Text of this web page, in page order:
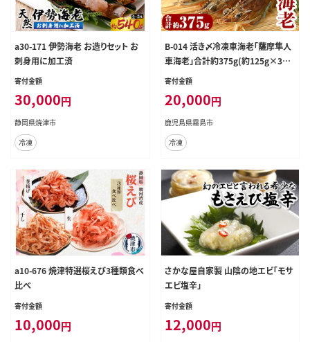
a30-171 伊勢海老 お造りセット お
刺身用に加工済
寄付金額
30,000円
静岡県焼津市
冷凍
B-014 活き〆冷凍車海老「薩摩隼人
車海老」合計約375g(約125g×3パ
ック)【MBC開発】
寄付金額
20,000円
鹿児島県霧島市
冷凍
a10-676 焼津特選桜えび3種類食べ
比べ
寄付金額
10,000円
さかな屋自家製 山陰の地エビ「モサ
エビ塩辛」
寄付金額
12,000円